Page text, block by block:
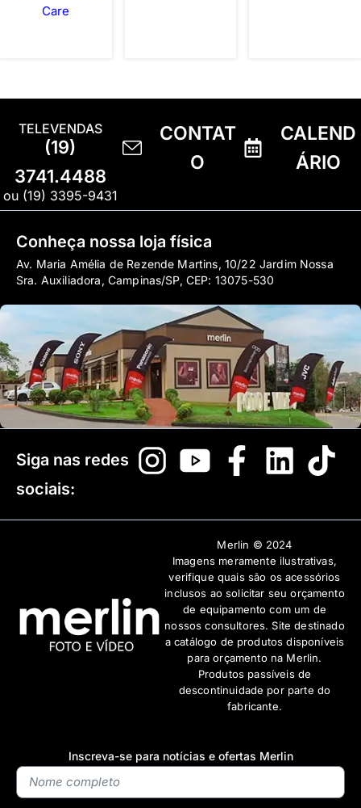
Care
Inscreva-se para notícias e ofertas Merlin
TELEVENDAS
(19)
3741.4488
ou (19) 3395-9431
CONTAT
O
CALEND
ÁRIO
Conheça nossa loja física
Av. Maria Amélia de Rezende Martins, 10/22 Jardim Nossa
Sra. Auxiliadora, Campinas/SP, CEP: 13075-530
Siga nas redes
sociais:
Merlin © 2024
Imagens meramente ilustrativas,
verifique quais são os acessórios
inclusos ao solicitar seu orçamento
de equipamento com um de
nossos consultores. Site destinado
a catálogo de produtos disponíveis
para orçamento na Merlin.
Produtos passíveis de
descontinuidade por parte do
fabricante.